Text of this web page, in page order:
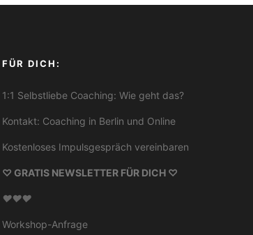
FÜR DICH:
1:1 Selbstliebe Coaching: Wie geht das?
Kontakt: Coaching in Berlin und Online
Kostenloses Impulsgespräch vereinbaren
♡ GRATIS NEWSLETTER FÜR DICH ♡
♥♥♥
Workshop-Anfrage